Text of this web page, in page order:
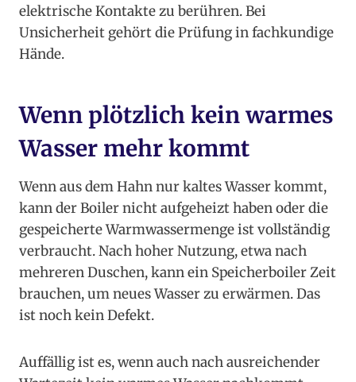
elektrische Kontakte zu berühren. Bei
Unsicherheit gehört die Prüfung in fachkundige
Hände.
Wenn plötzlich kein warmes
Wasser mehr kommt
Wenn aus dem Hahn nur kaltes Wasser kommt,
kann der Boiler nicht aufgeheizt haben oder die
gespeicherte Warmwassermenge ist vollständig
verbraucht. Nach hoher Nutzung, etwa nach
mehreren Duschen, kann ein Speicherboiler Zeit
brauchen, um neues Wasser zu erwärmen. Das
ist noch kein Defekt.
Auffällig ist es, wenn auch nach ausreichender